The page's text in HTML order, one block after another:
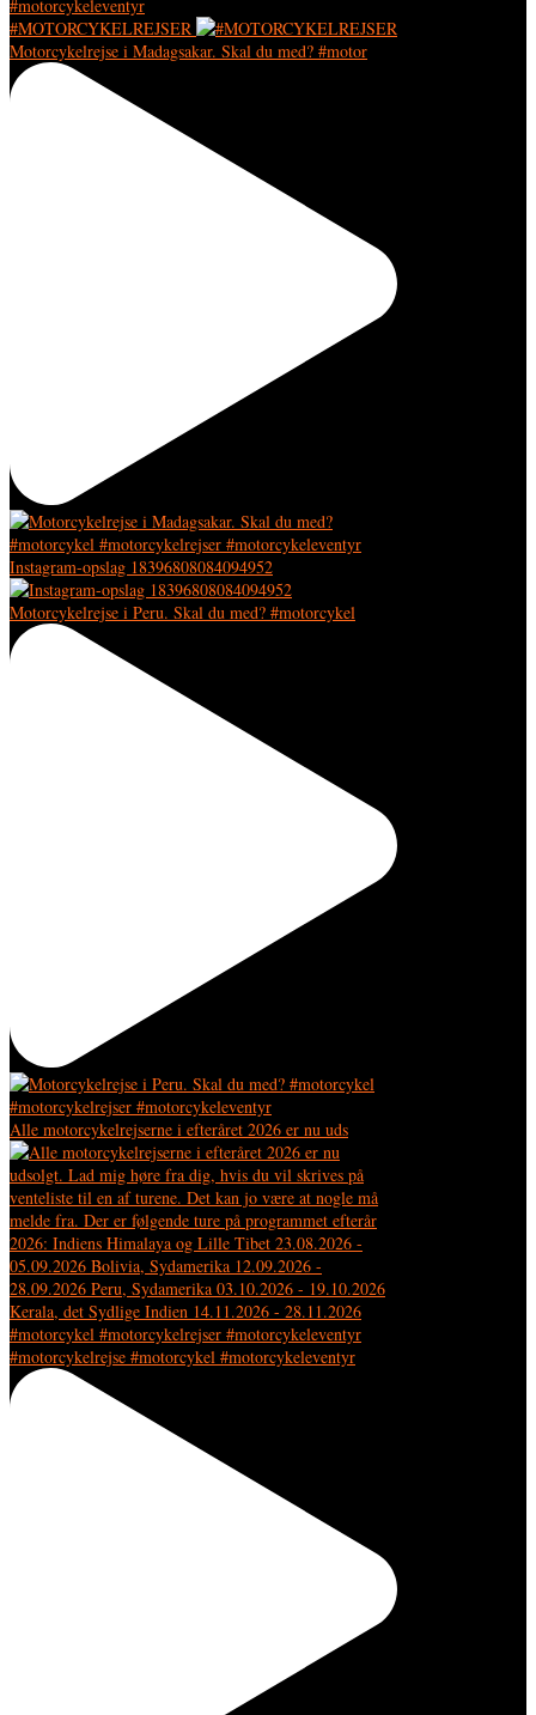
#MOTORCYKELREJSER
Motorcykelrejse i Madagsakar. Skal du med? #motor
Instagram-opslag 18396808084094952
Motorcykelrejse i Peru. Skal du med? #motorcykel
Alle motorcykelrejserne i efteråret 2026 er nu uds
#motorcykelrejse #motorcykel #motorcykeleventyr